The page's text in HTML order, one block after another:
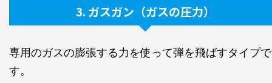
3. ガスガン（ガスの圧力）
専用のガスの膨張する力を使って弾を飛ばすタイプで
す。